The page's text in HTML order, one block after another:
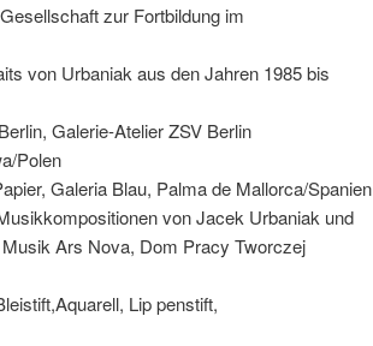
zur Fortbildung im
von Urbaniak aus den Jahren 1985 bis
Galerie-Atelier ZSV Berlin
Polen
Galeria Blau, Palma de Mallorca/Spanien
von Jacek Urbaniak und
Ars Nova, Dom Pracy Tworczej
Lip penstift,